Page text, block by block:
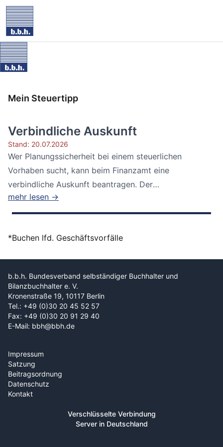
Mein Steuertipp
Verbindliche Auskunft
Stand: 20.07.2026
Wer Planungssicherheit bei einem steuerlichen
Vorhaben sucht, kann beim Finanzamt eine
verbindliche Auskunft beantragen. Der
Bundesfinanzhof...
mehr lesen →
*Buchen lfd. Geschäftsvorfälle
b.b.h. Bundesverband selbständiger Buchhalter und
Bilanzbuchhalter e. V.
Kronenstraße 19, 10117 Berlin
Tel.: +49 (0)30 20 45 52 57
Fax: +49 (0)30 20 91 29 40
E-Mail: bbh@bbh.de
Impressum
Satzung
Beitragsordnung
Datenschutz
Kontakt
Verschlüsselte Verbindung
Server in Deutschland